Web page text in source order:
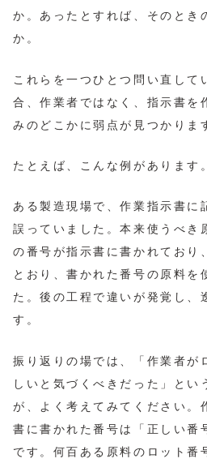
か。あったとすれば、そのとき
か。
これらを一つひとつ問い直して
合、作業者ではなく、指示書を
みのどこかに弱点が見つかりま
たとえば、こんな例があります。
ある製造現場で、作業指示書に
誤っていました。本来使うべき
の番号が指示書に書かれており
とおり、書かれた番号の原料を
た。後の工程で違いが発覚し、
す。
振り返りの場では、「作業者が
しいと気づくべきだった」とい
が、よく考えてみてください。
書に書かれた番号は「正しい番
です。何百ある原料のロット番